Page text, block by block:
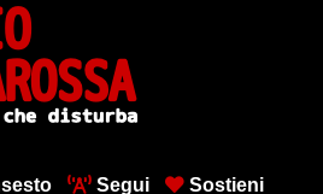
Segui
Sostieni